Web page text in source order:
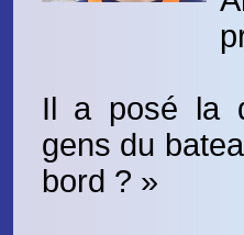
Il a posé la
gens du
bord ? »